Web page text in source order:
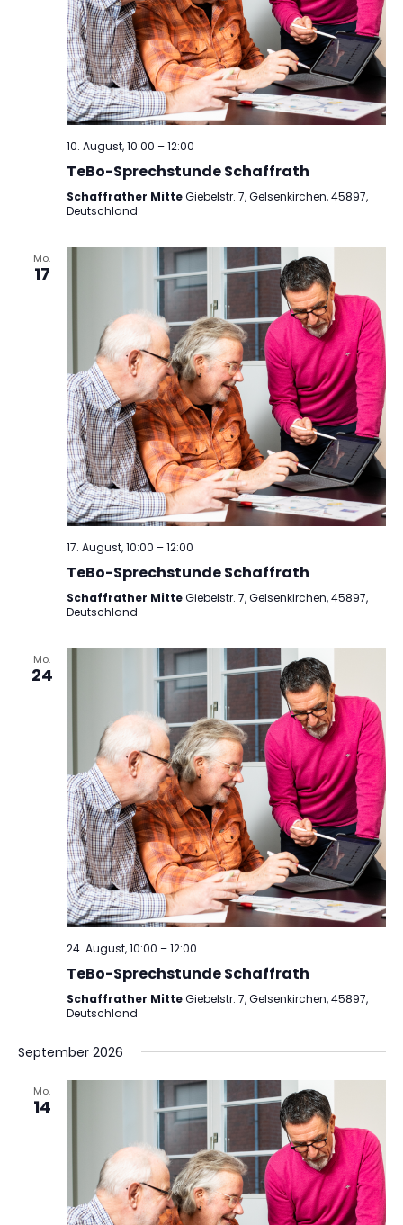
10. August, 10:00 –12:00
TeBo-Sprechstunde Schaffrath
Schaffrather MitteGiebelstr. 7, Gelsenkirchen, 45897,
Deutschland
Mo.
17
17. August, 10:00 –12:00
TeBo-Sprechstunde Schaffrath
Schaffrather MitteGiebelstr. 7, Gelsenkirchen, 45897,
Deutschland
Mo.
24
24. August, 10:00 –12:00
TeBo-Sprechstunde Schaffrath
Schaffrather MitteGiebelstr. 7, Gelsenkirchen, 45897,
Deutschland
September 2026
Mo.
14